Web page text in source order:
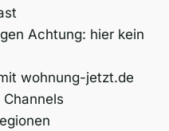
Achtung: hier kein
wohnung-jetzt.de